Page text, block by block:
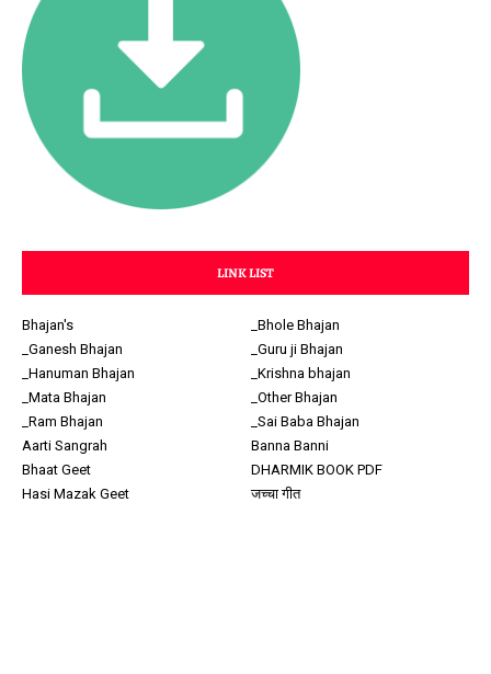
LINK LIST
Bhajan's
_Bhole Bhajan
_Ganesh Bhajan
_Guru ji Bhajan
_Hanuman Bhajan
_Krishna bhajan
_Mata Bhajan
_Other Bhajan
_Ram Bhajan
_Sai Baba Bhajan
Aarti Sangrah
Banna Banni
Bhaat Geet
DHARMIK BOOK PDF
Hasi Mazak Geet
जच्चा गीत